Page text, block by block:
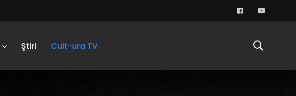
Ştiri Cult-ura TV